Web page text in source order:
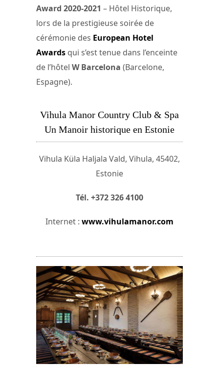
Award 2020-2021 – Hôtel Historique,
lors de la prestigieuse soirée de
cérémonie des European Hotel
Awards qui s’est tenue dans l’enceinte
de l’hôtel W Barcelona (Barcelone,
Espagne).
Vihula Manor Country Club & Spa
Un Manoir historique en Estonie
Vihula Küla Haljala Vald, Vihula, 45402,
Estonie
Tél. +372 326 4100
Internet : www.vihulamanor.com